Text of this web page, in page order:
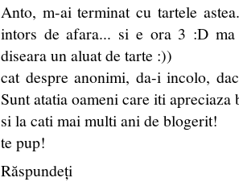
Anto, m-ai terminat cu tartele
intors de afara... si e ora 3 :D
diseara un aluat de tarte :))
cat despre anonimi, da-i incolo,
Sunt atatia oameni care iti apreciaza
si la cati mai multi ani de blogerit!
te pup!
Răspundeți